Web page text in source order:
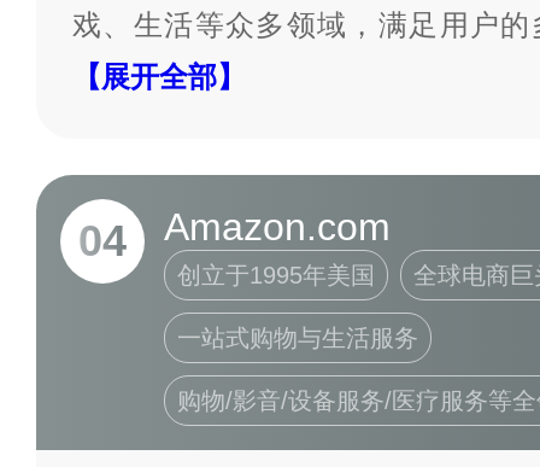
戏、生活等众多领域，满足用户
【展开全部】
04 Amazon.com
创立于1995年美国 全球电商巨
一站式购物与生活服务
购物/影音/设备服务/医疗服务等